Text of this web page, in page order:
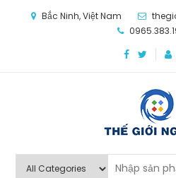
Bắc Ninh, Việt Nam
Thế Giới Ngũ
nghiệp sản